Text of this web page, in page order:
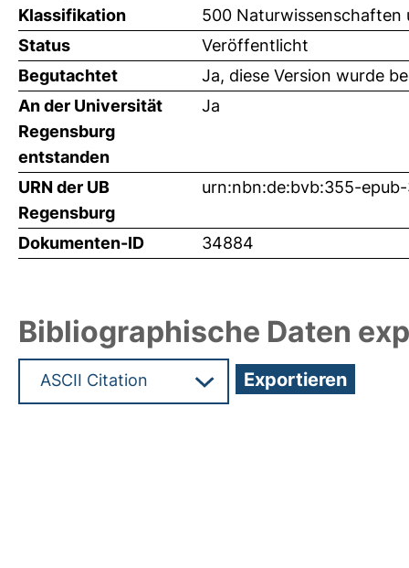
Klassifikation
500 Naturwissenschaften
Status
Veröffentlicht
Begutachtet
Ja, diese Version wurde
An der Universität
Regensburg
entstanden
Ja
URN der UB
Regensburg
urn:nbn:de:bvb:355-
Dokumenten-ID 34884
Bibliographische Daten